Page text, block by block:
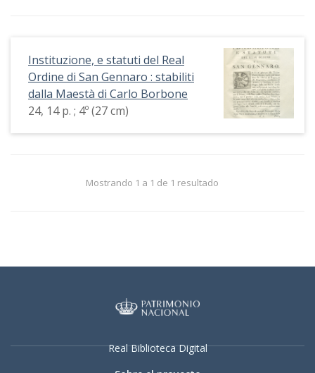
Instituzione, e statuti del Real
Ordine di San Gennaro : stabiliti
dalla Maestà di Carlo Borbone
24, 14 p. ; 4º (27 cm)
Mostrando 1 a 1 de 1 resultado
Real Biblioteca Digital